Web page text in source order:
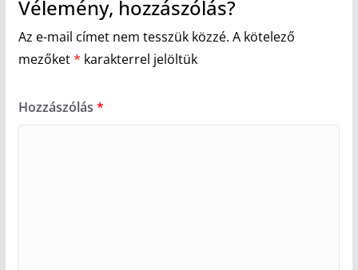
Vélemény, hozzászólás?
Az e-mail címet nem tesszük közzé. A kötelező
mezőket* karakterrel jelöltük
Hozzászólás *